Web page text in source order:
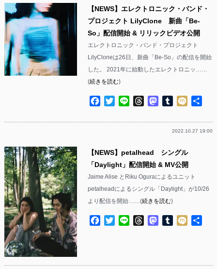
【NEWS】エレクトロニック・バンド・
プロジェクト LilyClone 新曲「Be-
So」配信開始 & リリックビデオ公開
エレクトロニック・バンド・プロジェクト
LilyCloneは26日、新曲「Be-So」の配信を開始
した。 2021年に始動したエレクトロニッ……
(続きを読む)
Facebook
TwitterLine ThreadsMastodon
Tumblr
Mixi
2022.10.27 19:00
【NEWS】petalhead シングル
「Daylight」配信開始 & MV公開
Jaime Alise とRiku Oguraによるユニット
petalheadによるシングル「Daylight」が10/26
より配信を開始……(続きを読む)
Facebook
TwitterLine ThreadsMastodon
Tumblr
Mixi